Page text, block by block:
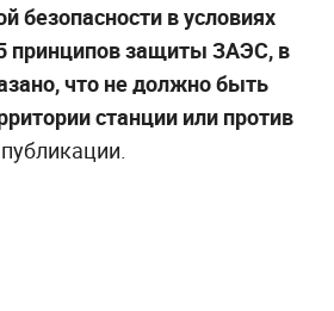
безопасности в условиях
принципов защиты ЗАЭС, в
что не должно быть
станции или против